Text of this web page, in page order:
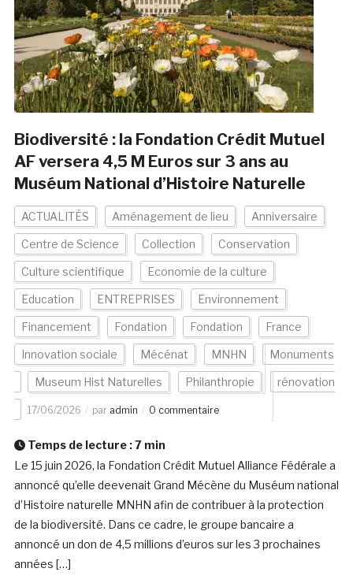
Biodiversité : la Fondation Crédit Mutuel
AF versera 4,5 M Euros sur 3 ans au
Muséum National d’Histoire Naturelle
ACTUALITÉS Aménagement de lieu Anniversaire
Centre de Science Collection Conservation
Culture scientifique Economie de la culture
Education ENTREPRISES Environnement
Financement Fondation Fondation France
Innovation sociale Mécénat MNHN Monuments
Museum Hist Naturelles Philanthropie rénovation
17/06/2026 par admin 0 commentaire
Temps de lecture :7 min
Le 15 juin 2026, la Fondation Crédit Mutuel Alliance Fédérale a
annoncé qu’elle deevenait Grand Mécène du Muséum national
d’Histoire naturelle MNHN afin de contribuer à la protection
de la biodiversité. Dans ce cadre, le groupe bancaire a
annoncé un don de 4,5 millions d’euros sur les 3 prochaines
années […]